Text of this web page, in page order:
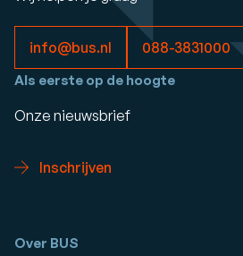
info@bus.nl 088-3831000
Als eerste op de hoogte
Onze nieuwsbrief
Inschrijven
Over BUS